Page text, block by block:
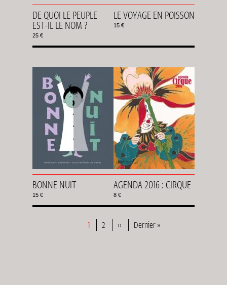
DE QUOI LE PEUPLE
EST-IL LE NOM ?
25 €
LE VOYAGE EN POISSON
15 €
BONNE NUIT
15 €
AGENDA 2016 : CIRQUE
8 €
Page
1 Page
2
Page
››
Dernière
Dernier »